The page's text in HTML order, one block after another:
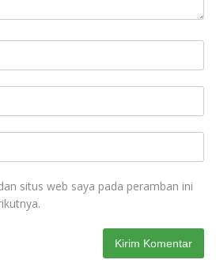
situs web saya pada peramban ini